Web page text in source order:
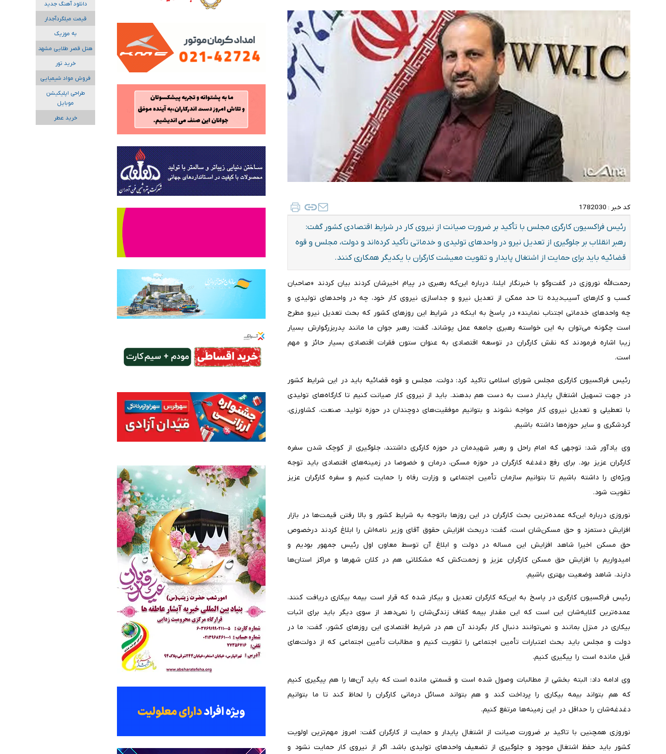
کد خبر : 1782030
رئیس فراکسیون کارگری مجلس با تأکید بر ضرورت صیانت از نیروی کار در شرایط اقتصادی کشور گفت:
رهبر انقلاب بر جلوگیری از تعدیل نیرو در واحدهای تولیدی و خدماتی تأکید کرده‌اند و دولت، مجلس و قوه
قضائیه باید برای حمایت از اشتغال پایدار و تقویت معیشت کارگران با یکدیگر همکاری کنند.
رحمت‌الله نوروزی در گفت‌وگو با خبرنگار ایلنا، درباره این‌که رهبری در پیام اخیرشان کردند بیان کردند «صاحبان
کسب و کار‌های آسیب‌دیده تا حد ممکن از تعدیل نیرو و جداسازی نیروی کار خود، چه در واحد‌های تولیدی و
چه واحد‌های خدماتی اجتناب نمایند» در پاسخ به اینکه در شرایط این روزهای کشور که بحث تعدیل نیرو مطرح
است چگونه می‌توان به این خواسته رهبری جامعه عمل پوشاند، گفت: رهبر جوان‌ ما مانند پدربزرگوارش بسیار
زیبا اشاره فرمودند که نقش کارگران در توسعه اقتصادی به عنوان ستون فقرات اقتصادی بسیار حائز و مهم
است.
رئیس فراکسیون کارگری مجلس شورای اسلامی تاکید کرد: دولت، مجلس و قوه قضائیه باید در این شرایط کشور
در جهت تسهیل اشتغال پایدار دست به دست هم بدهند. باید از نیروی کار صیانت کنیم تا کارگاه‌های تولیدی
با تعطیلی و تعدیل نیروی کار مواجه نشوند و بتوانیم موفقیت‌های دوچندان در حوزه تولید، صنعت، کشاورزی،
گردشگری و سایر حوزه‌ها داشته باشیم.
وی یادآور شد: توجهی که امام راحل و رهبر شهیدمان در حوزه کارگری داشتند، جلوگیری از کوچک شدن سفره
کارگران عزیز بود. برای رفع دغدغه کارگران در حوزه مسکن، درمان و خصوصا در زمینه‌های اقتصادی باید توجه
ویژه‌ای را داشته باشیم تا بتوانیم سازمان تأمین اجتماعی و وزارت رفاه را حمایت کنیم و سفره کارگران عزیز
تقویت شود.
نوروزی درباره این‌که عمده‌ترین بحث کارگران در این روزها باتوجه به شرایط کشور و بالا رفتن قیمت‌ها در بازار
افزایش دستمزد و حق مسکن‌شان است، گفت: دربحث افزایش حقوق آقای وزیر نامه‌اش را ابلاغ کردند درخصوص
حق مسکن اخیرا شاهد افزایش این مساله در دولت و ابلاغ آن توسط معاون اول رئیس جمهور بودیم و
امیدواریم با افزایش حق مسکن کارگران عزیز و زحمت‌کش که مشکلاتی هم در کلان شهرها و مراکز استان‌ها
دارند، شاهد وضعیت بهتری باشیم.
رئیس فراکسیون کارگری در پاسخ به این‌که کارگران تعدیل و بیکار شده که قرار است بیمه بیکاری دریافت کنند،
عمده‌ترین گلایه‌شان این است که این مقدار بیمه کفاف زندگی‌شان را نمی‌دهد از سوی دیگر باید برای اثبات
بیکاری در منزل بمانند و نمی‌توانند دنبال کار بگردند آن هم در شرایط اقتصادی این روزهای کشور، گفت: ما در
دولت و مجلس باید بحث اعتبارات تأمین اجتماعی را تقویت کنیم و مطالبات تأمین اجتماعی که از دولت‌های
قبل مانده است را پیگیری کنیم.
وی ادامه داد: البته بخشی از مطالبات وصول شده است و قسمتی مانده است که باید آن‌ها را هم پیگیری کنیم
که هم بتواند بیمه بیکاری را پرداخت کند و هم بتواند مسائل درمانی کارگران را لحاظ کند تا ما بتوانیم
دغدغه‌شان را حداقل در این زمینه‌ها مرتفع کنیم.
نوروزی همچنین با تاکید بر ضرورت صیانت از اشتغال پایدار و حمایت از کارگران گفت: امروز مهم‌ترین اولویت
کشور باید حفظ اشتغال موجود و جلوگیری از تضعیف واحدهای تولیدی باشد. اگر از نیروی کار حمایت نشود و
دانلود آهنگ جدید
قیمت میلگردآجدار
به موزیک
هتل قصر طلایی مشهد
خرید تور
فروش مواد شیمیایی
طراحی اپلیکیشن
موبایل
خرید عطر